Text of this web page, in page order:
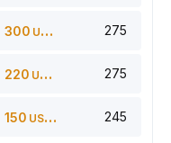
300 USDT 275
220 USDT 275
150 USDT 245